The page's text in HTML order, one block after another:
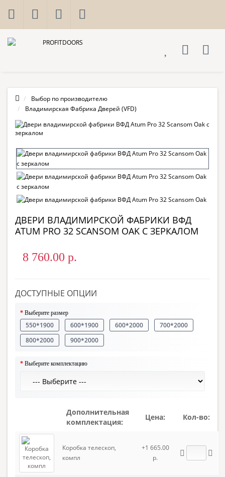
Выбор по производителю
Владимирская Фабрика Дверей (VFD)
ДВЕРИ ВЛАДИМИРСКОЙ ФАБРИКИ ВФД
ATUM PRO 32 SCANSOM OAK С ЗЕРКАЛОМ
8 760.00 р.
ДОСТУПНЫЕ ОПЦИИ
Выберите размер
550*1900 600*1900 600*2000
700*2000
800*2000
900*2000
Выберите комплектацию
Дополнительная
комплектация:
Цена: Кол-во:
Коробка телескоп,
компл
+1 665.00
р.